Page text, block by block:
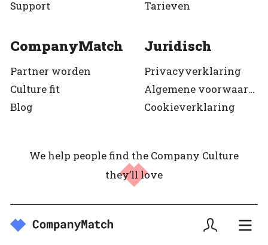
Support
Tarieven
CompanyMatch
Partner worden
Culture fit
Blog
Juridisch
Privacyverklaring
Algemene voorwaarden
Cookieverklaring
We help people find the Company Culture
they’ll love